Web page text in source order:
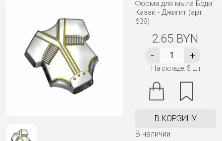
Форма для мыла Боди
Казак - Джигит (арт.
639)
2.65 BYN
На складе: 5 шт.
В КОРЗИНУ
В наличии